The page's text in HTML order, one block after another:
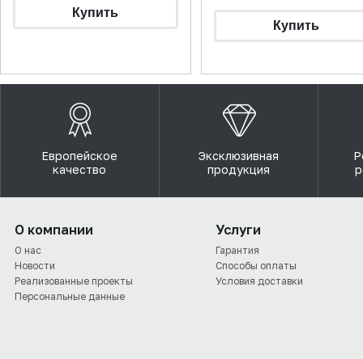
Европейское
качество
Эксклюзивная
продукция
О компании
О нас
Новости
Реализованные проекты
Персональные данные
Услуги
Гарантия
Способы оплаты
Условия доставки